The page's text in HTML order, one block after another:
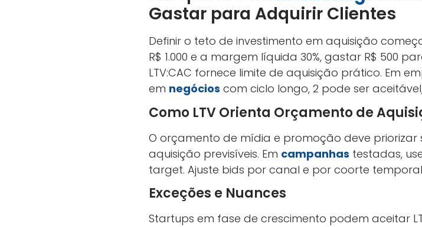
Gastar para Adquirir Clientes
Definir o teto de investimento em aquisição
R$ 1.000 e a margem líquida 30%, gastar R$ 500
LTV:CAC fornece limite de aquisição prático. Em
em negócios com ciclo longo, 2 pode ser
Como LTV Orienta Orçamento de
O orçamento de mídia e promoção deve priorizar
aquisição previsíveis. Em campanhas testadas,
target. Ajuste bids por canal e por coorte
Exceções e Nuances
Startups em fase de crescimento podem aceitar